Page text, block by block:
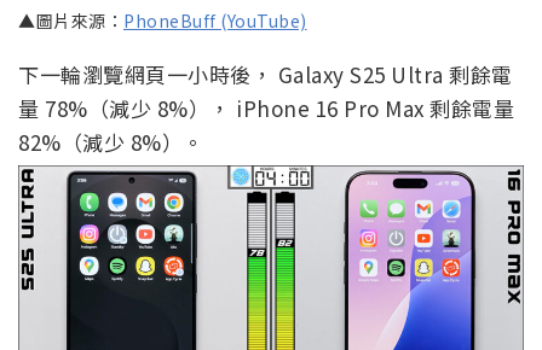
▲圖片來源： PhoneBuff (YouTube)
下一輪瀏覽網頁一小時後， Galaxy S25 Ultra 剩餘電
量 78%（減少 8%）， iPhone 16 Pro Max 剩餘電量
82%（減少 8%）。